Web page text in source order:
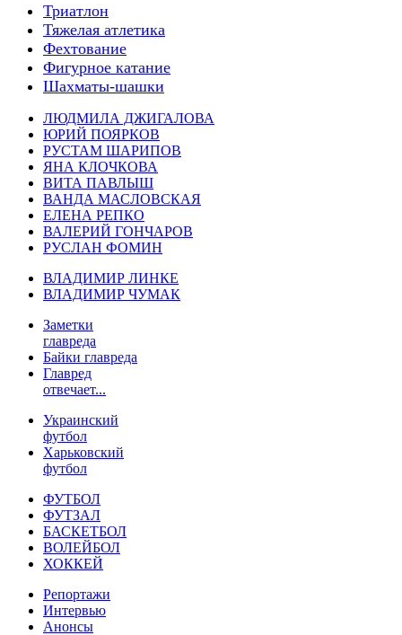
Триатлон
Тяжелая атлетика
Фехтование
Фигурное катание
Шахматы-шашки
ЛЮДМИЛА ДЖИГАЛОВА
ЮРИЙ ПОЯРКОВ
РУСТАМ ШАРИПОВ
ЯНА КЛОЧКОВА
ВИТА ПАВЛЫШ
ВАНДА МАСЛОВСКАЯ
ЕЛЕНА РЕПКО
ВАЛЕРИЙ ГОНЧАРОВ
РУСЛАН ФОМИН
ВЛАДИМИР ЛИНКЕ
ВЛАДИМИР ЧУМАК
Заметки
главреда
Байки главреда
Главред
отвечает...
Украинский
футбол
Харьковский
футбол
ФУТБОЛ
ФУТЗАЛ
БАСКЕТБОЛ
ВОЛЕЙБОЛ
ХОККЕЙ
Репортажи
Интервью
Анонсы